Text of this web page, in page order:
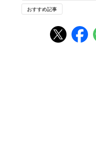
しつけ
赤ちゃ
おすすめ記事